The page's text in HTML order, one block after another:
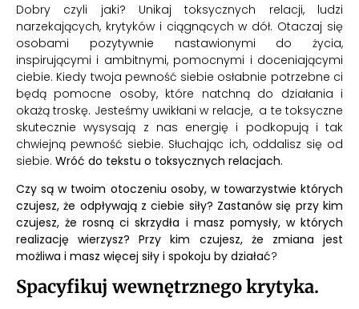
Dobry czyli jaki? Unikaj toksycznych relacji, ludzi
narzekających, krytyków i ciągnących w dół. Otaczaj się
osobami pozytywnie nastawionymi do życia,
inspirującymi i ambitnymi, pomocnymi i doceniającymi
ciebie. Kiedy twoja pewność siebie osłabnie potrzebne ci
będą pomocne osoby, które natchną do działania i
okażą troskę. Jesteśmy uwikłani w relacje, a te toksyczne
skutecznie wysysają z nas energię i podkopują i tak
chwiejną pewność siebie. Słuchając ich, oddalisz się od
siebie. Wróć do tekstu o toksycznych relacjach.
Czy są w twoim otoczeniu osoby, w towarzystwie których
czujesz, że odpływają z ciebie siły? Zastanów się przy kim
czujesz, że rosną ci skrzydła i masz pomysły, w których
realizację wierzysz?
Przy kim czujesz, że zmiana jest
możliwa i masz więcej siły i spokoju by działać?
Spacyfikuj wewnętrznego krytyka.